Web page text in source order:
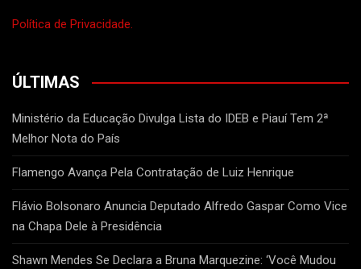
Política de Privacidade.
ÚLTIMAS
Ministério da Educação Divulga Lista do IDEB e Piauí Tem 2ª
Melhor Nota do País
Flamengo Avança Pela Contratação de Luiz Henrique
Flávio Bolsonaro Anuncia Deputado Alfredo Gaspar Como Vice
na Chapa Dele à Presidência
Shawn Mendes Se Declara a Bruna Marquezine: ‘Você Mudou